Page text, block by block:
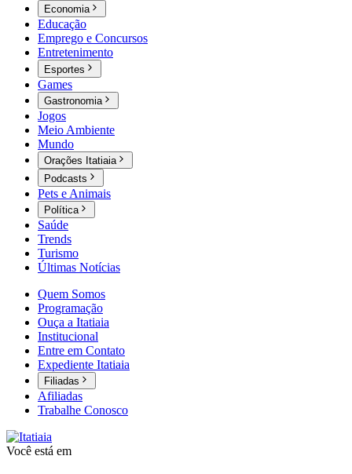
Economia
Educação
Emprego e Concursos
Entretenimento
Esportes
Games
Gastronomia
Jogos
Meio Ambiente
Mundo
Orações Itatiaia
Podcasts
Pets e Animais
Política
Saúde
Trends
Turismo
Últimas Notícias
Quem Somos
Programação
Ouça a Itatiaia
Institucional
Entre em Contato
Expediente Itatiaia
Filiadas
Afiliadas
Trabalhe Conosco
Você está em